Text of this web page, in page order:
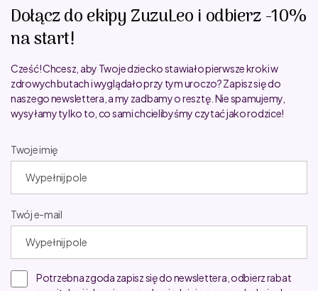
Dołącz do ekipy ZuzuLeo i odbierz -10%
na start!
Cześć! Chcesz, aby Twoje dziecko stawiało pierwsze kroki w
zdrowych butach i wyglądało przy tym uroczo? Zapisz się do
naszego newslettera, a my zadbamy o resztę. Nie spamujemy,
wysyłamy tylko to, co sami chcielibyśmy czytać jako rodzice!
Twoje imię
Twój e-mail
Potrzebna zgoda zapisz się do newslettera, odbierz rabat